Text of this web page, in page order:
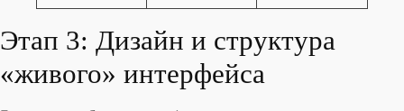
Этап 3: Дизайн и структура
«живого» интерфейса